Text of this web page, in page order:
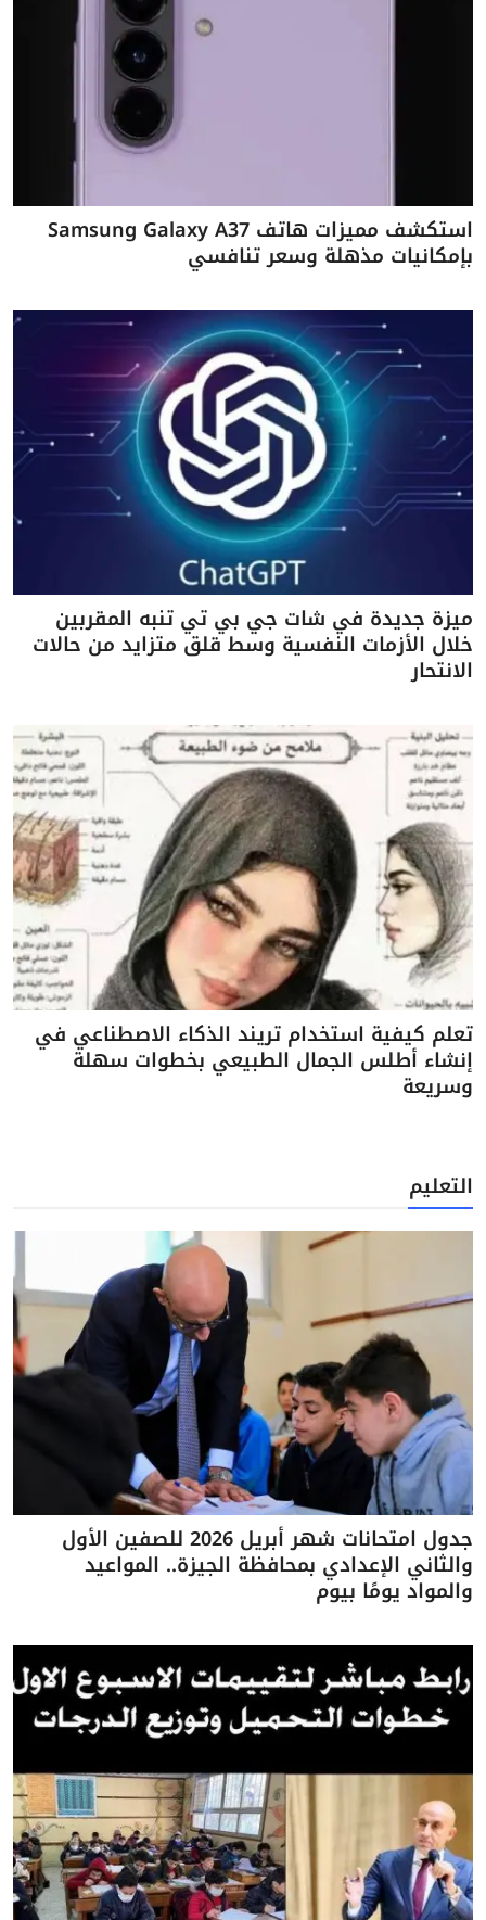
استكشف مميزات هاتف Samsung Galaxy A37
بإمكانيات مذهلة وسعر تنافسي
ميزة جديدة في شات جي بي تي تنبه المقربين
خلال الأزمات النفسية وسط قلق متزايد من حالات
الانتحار
تعلم كيفية استخدام تريند الذكاء الاصطناعي في
إنشاء أطلس الجمال الطبيعي بخطوات سهلة
وسريعة
التعليم
جدول امتحانات شهر أبريل 2026 للصفين الأول
والثاني الإعدادي بمحافظة الجيزة.. المواعيد
والمواد يومًا بيوم